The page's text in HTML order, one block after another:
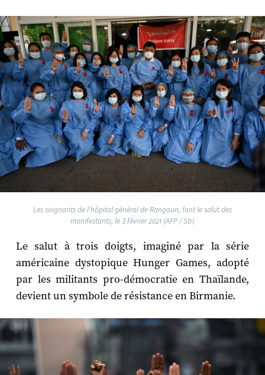
Les soignants de l'hôpital général de Rangoun, font le salut des
manifestants, le 3 février 2021 (AFP / Str)
Le salut à trois doigts, imaginé par la série
américaine dystopique Hunger Games, adopté
par les militants pro-démocratie en Thaïlande,
devient un symbole de résistance en Birmanie.